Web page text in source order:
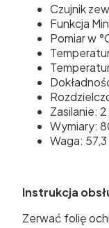
Czujnik
Funkcja
Pomiar w
Zasilanie: 2
Wymiary:
Waga: 57,3
Instrukcja
Zerwać folię